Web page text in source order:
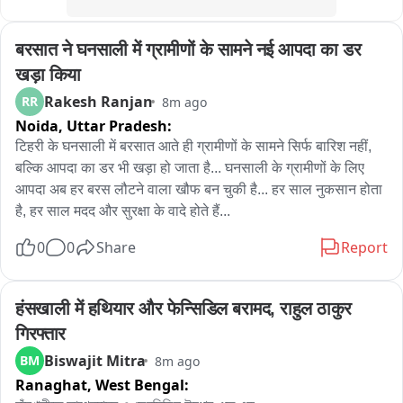
काम करने वाले अफसर भी विद्यार्थी बनकर स्कूल पहुंचे। स्कूली शिक्षा पूरी
होने के बाद जो विद्यार्थी अपनी जिम्मेदारियां निभाने के लिए देश के कोने कोने
में फैल गए आज सभी लोग आपस में इकट्ठा होकर एक साथ मिले, हाल-चाल
पूछे, बातचीत की, पुराने दिनों को याद किया और साथ में खाना खाया। यह
अपने बच्चों को भी साथ लाए और उनके सामने गुरुजनों का सम्मान और
पुरानी मित्रता का उदाहरण पेश किया। आयोजन करने वाले शिक्षक ने बताया
कि उनकी कोशिश थी कि गुरुजनों के साथ देश और समाज की सेवा में लगे
विद्यार्थी भी एक साथ आए आपस में मेल मुलाकात करें। पुरानी यादों को ताजा
करें और बची हुई जिंदगी को इंजॉय करें। इसी उद्देश्य के साथ यह कार्यक्रम
बरसात ने घनसाली में ग्रामीणों के सामने नई आपदा का डर
खड़ा किया
RR Rakesh Ranjan 8m ago
Noida, Uttar Pradesh:
टिहरी के घनसाली में बरसात आते ही ग्रामीणों के सामने सिर्फ बारिश नहीं,
बल्कि आपदा का डर भी खड़ा हो जाता है... घनसाली के ग्रामीणों के लिए
आपदा अब हर बरस लौटने वाला खौफ बन चुकी है... हर साल नुकसान होता
है, हर साल मदद और सुरक्षा के वादे होते हैं...
0 0 Share Report
हंसखाली में हथियार और फेन्सिडिल बरामद, राहुल ठाकुर
गिरफ्तार
BM Biswajit Mitra 8m ago
Ranaghat, West Bengal: